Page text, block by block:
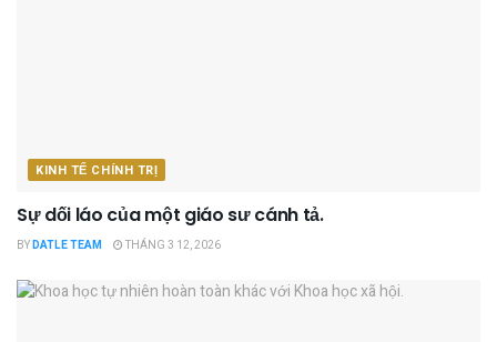
KINH TẾ CHÍNH TRỊ
Sự dối láo của một giáo sư cánh tả.
BYDATLE TEAM THÁNG 3 12, 2026